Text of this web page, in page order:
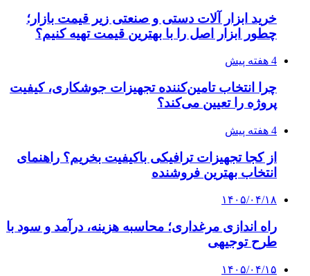
خرید ابزار آلات دستی و صنعتی زیر قیمت بازار؛
چطور ابزار اصل را با بهترین قیمت تهیه کنیم؟
4 هفته پیش
چرا انتخاب تامین‌کننده تجهیزات جوشکاری، کیفیت
پروژه را تعیین می‌کند؟
4 هفته پیش
از کجا تجهیزات ترافیکی باکیفیت بخریم؟ راهنمای
انتخاب بهترین فروشنده
۱۴۰۵/۰۴/۱۸
راه اندازی مرغداری؛ محاسبه هزینه، درآمد و سود با
طرح توجیهی
۱۴۰۵/۰۴/۱۵